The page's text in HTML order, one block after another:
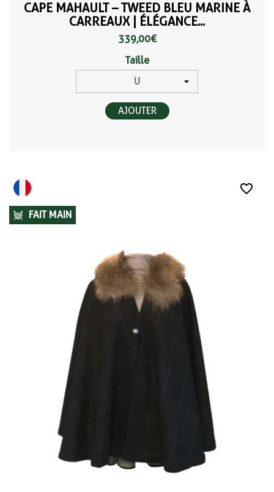
CAPE MAHAULT – TWEED BLEU MARINE À
CARREAUX | ÉLÉGANCE...
339,00 €
Taille
AJOUTER
FAIT MAIN
favorite_border